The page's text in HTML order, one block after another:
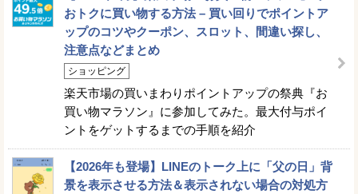
おトクに買い物する方法 – 買い回りでポイントア
ップのコツやクーポン、スロット、間違い探し、
注意点などまとめ
ショッピング
楽天市場の買いまわりポイントアップの祭典『お
買い物マラソン』に参加してみた。最大付与ポイ
ントをゲットするまでの手順を紹介
【2026年も登場】LINEのトーク上に「父の日」背
景を表示させる方法＆表示されない場合の対処方